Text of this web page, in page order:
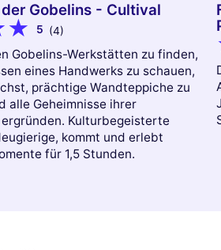
Gobelins - Cultival
5 (4)
Gobelins-Werkstätten zu finden,
eines Handwerks zu schauen,
prächtige Wandteppiche zu
alle Geheimnisse ihrer
Kulturbegeisterte
kommt und erlebt
für 1,5 Stunden.